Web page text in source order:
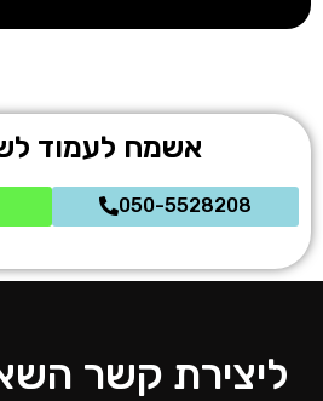
אשמח לעמוד
050-5528208
ליצירת קשר